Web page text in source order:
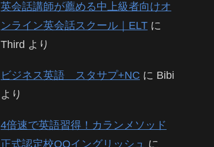
英会話講師が薦める中上級者向けオ
ンライン英会話スクール｜ELT に
Third より
ビジネス英語 スタサプ+NC に Bibi
より
4倍速で英語習得！カランメソッド
正式認定校QQイングリッシュ に